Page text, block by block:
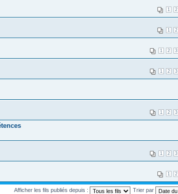
1 2
1 2
1 2 3
1 2 3
1 2 3
1 2 3
1 2
Afficher les fils publiés depuis : Trier par